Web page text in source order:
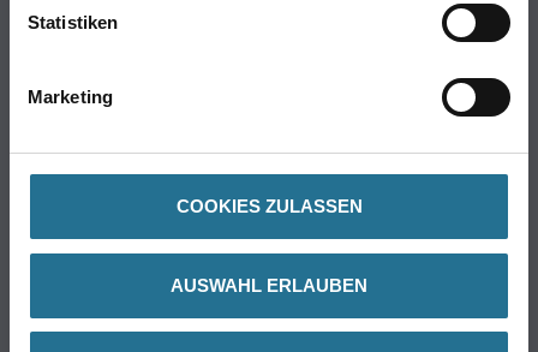
Statistiken
Marketing
COOKIES ZULASSEN
AUSWAHL ERLAUBEN
Putze- und Spachtelmassen
Wand- & Deckenbeläge
Späth Knoll GmbH
Aktuelles